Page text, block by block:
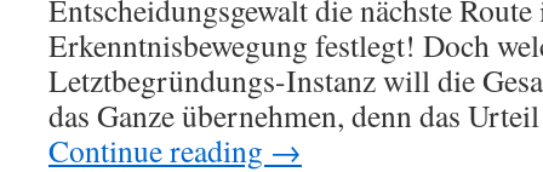
Entscheidungsgewalt die nächste
Erkenntnisbewegung festlegt! Doch
Letztbegründungs-Instanz will die
das Ganze übernehmen, denn das
Continue reading →